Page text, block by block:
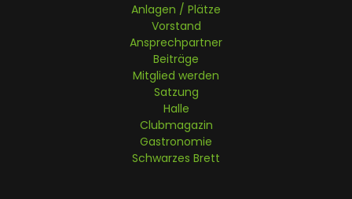
Anlagen / Plätze
Vorstand
Ansprechpartner
Beiträge
Mitglied werden
Satzung
Halle
Clubmagazin
Gastronomie
Schwarzes Brett